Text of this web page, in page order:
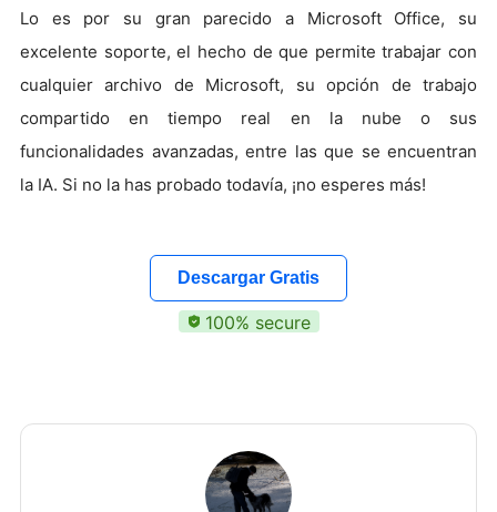
Lo es por su gran parecido a Microsoft Office, su
excelente soporte, el hecho de que permite trabajar con
cualquier archivo de Microsoft, su opción de trabajo
compartido en tiempo real en la nube o sus
funcionalidades avanzadas, entre las que se encuentran
la IA. Si no la has probado todavía, ¡no esperes más!
Descargar Gratis
100% secure